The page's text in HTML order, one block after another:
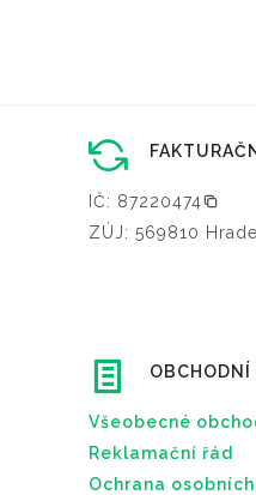
IČ: 87220474
ZÚJ: 569810
OBCHODNÍ
Všeobecné
Reklamační řád
Ochrana